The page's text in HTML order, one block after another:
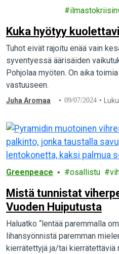
Kuka hyötyy
Tuhot eivät rajoitu enää vain
syventyessä äärisäiden
Pohjolaa myöten. On aika
vastuuseen.
Juha Aromaa 09/07/2024
Greenpeace osallistu
Mistä tunnistat
Vuoden Huiputusta
Haluatko “lentää paremmalla
lihansyönnistä paremman
kierrätettyjä ja/tai kierrätettäviä